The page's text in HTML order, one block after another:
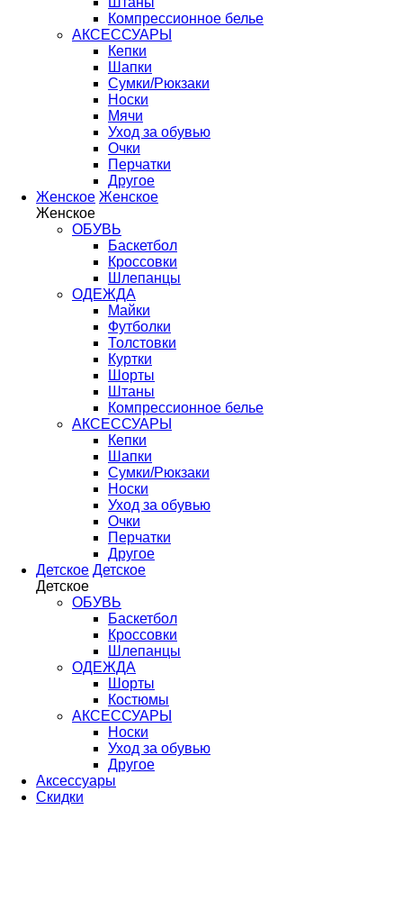
Компрессионное белье
АКСЕССУАРЫ
Кепки
Шапки
Сумки/Рюкзаки
Носки
Мячи
Уход за обувью
Очки
Перчатки
Другое
Женское Женское
Женское
ОБУВЬ
Баскетбол
Кроссовки
Шлепанцы
ОДЕЖДА
Майки
Футболки
Толстовки
Куртки
Шорты
Штаны
Компрессионное белье
АКСЕССУАРЫ
Кепки
Шапки
Сумки/Рюкзаки
Носки
Уход за обувью
Очки
Перчатки
Другое
Детское Детское
Детское
ОБУВЬ
Баскетбол
Кроссовки
Шлепанцы
ОДЕЖДА
Шорты
Костюмы
АКСЕССУАРЫ
Носки
Уход за обувью
Другое
Аксессуары
Скидки